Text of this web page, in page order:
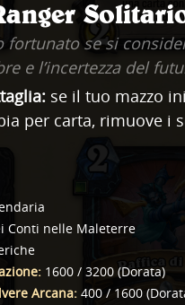
fortunato se si
e l’incertezza del
se il tuo mazzo
per carta, rimuove i
Conti nelle Maleterre
: 1600 / 3200 (Dorata)
Arcana: 400 / 1600 (